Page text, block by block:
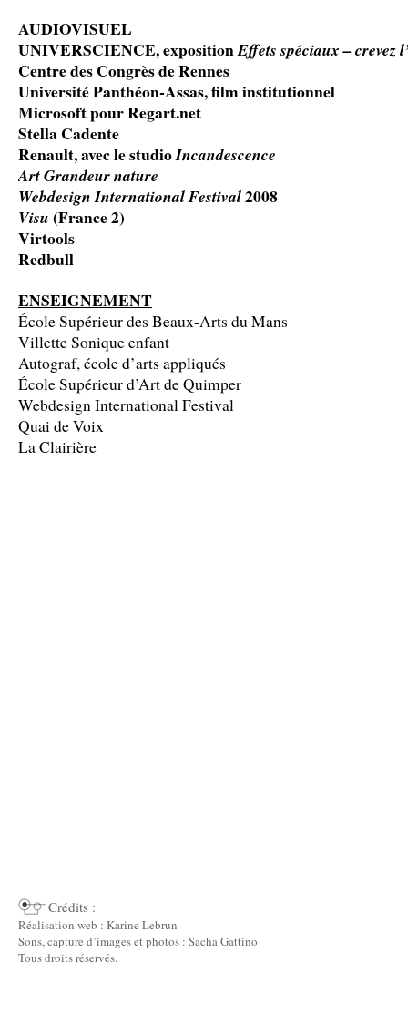
AUDIOVISUEL
UNIVERSCIENCE,expositionEffets spéciaux – crevez
Centre des Congrès de Rennes
Université Panthéon-Assas, film institutionnel
Microsoft pour Regart.net
Stella Cadente
Renault, avec le studioIncandescence
Art Grandeur nature
Webdesign International Festival2008
Visu (France 2)
Virtools
Redbull
ENSEIGNEMENT
École Supérieur des Beaux-Arts du Mans
Villette Sonique enfant
Autograf, école d’arts appliqués
École Supérieur d’Art de Quimper
Webdesign International Festival
Quai de Voix
La Clairière
Crédits :
Réalisation web : Karine Lebrun
Sons, capture d’images et photos : Sacha Gattino
Tous droits réservés.